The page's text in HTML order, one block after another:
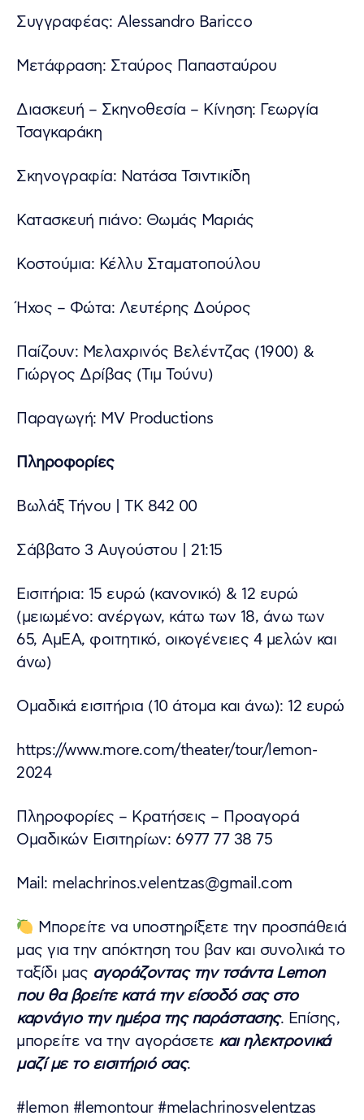
Συγγραφέας: Alessandro Baricco
Mετάφραση: Σταύρος Παπασταύρου
Διασκευή – Σκηνοθεσία – Κίνηση: Γεωργία
Τσαγκαράκη
Σκηνογραφία: Νατάσα Τσιντικίδη
Κατασκευή πιάνο: Θωμάς Μαριάς
Κοστούμια: Κέλλυ Σταματοπούλου
Ήχος – Φώτα: Λευτέρης Δούρος
Παίζουν: Μελαχρινός Βελέντζας (1900) &
Γιώργος Δρίβας (Τιμ Τούνυ)
Παραγωγή: MV Productions
Πληροφορίες
Βωλάξ Τήνου | ΤΚ 842 00
Σάββατο 3 Αυγούστου | 21:15
Εισιτήρια: 15 ευρώ (κανονικό) & 12 ευρώ
(μειωμένο: ανέργων, κάτω των 18, άνω των
65, ΑμΕΑ, φοιτητικό, οικογένειες 4 μελών και
άνω)
Ομαδικά εισιτήρια (10 άτομα και άνω): 12 ευρώ
https://www.more.com/theater/tour/lemon-
2024
Πληροφορίες – Κρατήσεις – Προαγορά
Ομαδικών Εισιτηρίων: 6977 77 38 75
Mail: melachrinos.velentzas@gmail.com
Μπορείτε να υποστηρίξετε την προσπάθειά
μας για την απόκτηση του βαν και συνολικά το
ταξίδι μας αγοράζοντας την τσάντα Lemon
που θα βρείτε κατά την είσοδό σας στο
καρνάγιο την ημέρα της παράστασης. Επίσης,
μπορείτε να την αγοράσετε και ηλεκτρονικά
μαζί με το εισιτήριό σας.
#lemon #lemontour #melachrinosvelentzas